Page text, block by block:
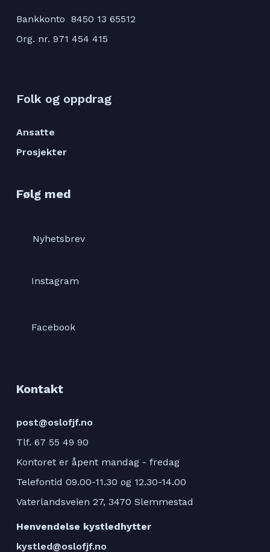
Bankkonto 8450 13 65512
Org. nr. 971 454 415
Folk og oppdrag
Ansatte
Prosjekter
Følg med
Nyhetsbrev
Instagram
Facebook
Kontakt
post@oslofjf.no
Tlf. 67 55 49 90
Kontoret er åpent mandag - fredag
Telefontid 09.00-11.30 og 12.30-14.00
Vaterlandsveien 27, 3470 Slemmestad
Henvendelse kystledhytter
kystled@oslofjf.no